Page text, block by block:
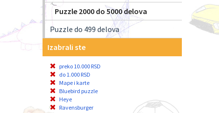
Puzzle 2000 do 5000 delova
Puzzle do 499 delova
Izabrali ste
preko 10.000 RSD
do 1.000 RSD
Mape i karte
Bluebird puzzle
Heye
Ravensburger